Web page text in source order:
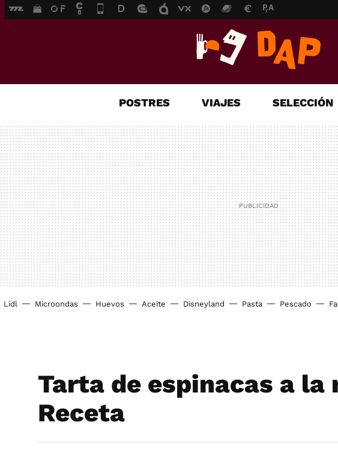
POSTRES VIAJES SELECCIÓN
Lidl Microondas Huevos Aceite Disneyland Pasta Pescado
Tarta de espinacas a la
Receta